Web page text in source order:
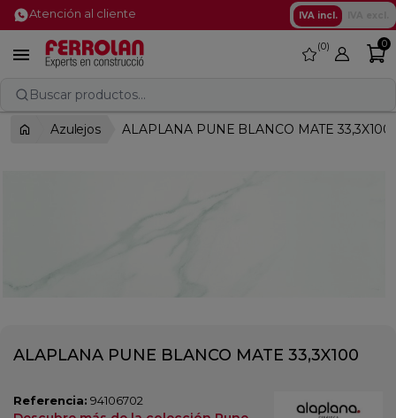
Atención al cliente IVA incl.
 favorite
0 0
Buscar productos...
Azulejos ALAPLANA PUNE BLANCO MATE 33,3X100
ALAPLANA PUNE BLANCO MATE 33,3X100
Referencia: 94106702